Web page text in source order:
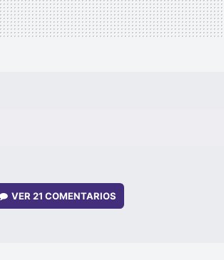
VER21 COMENTARIOS